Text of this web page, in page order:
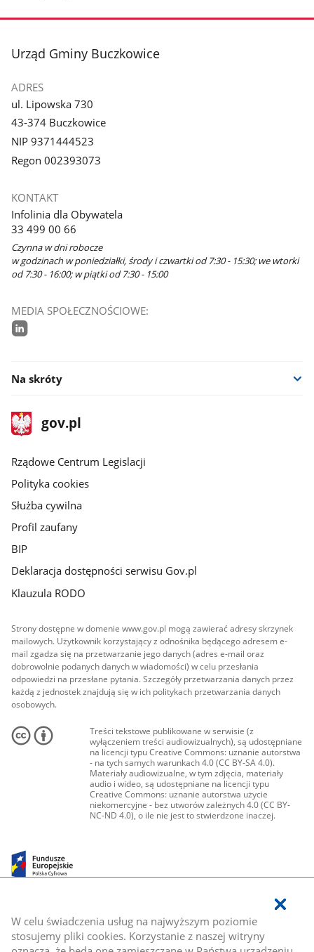
W celu świadczenia usług na najwyższym poziomie
stosujemy pliki cookies. Korzystanie z naszej witryny
stopka
Urząd Gminy Buczkowice
ADRES
ul. Lipowska 730
43-374 Buczkowice
NIP 9371444523
Regon 002393073
KONTAKT
Infolinia dla Obywatela
33 499 00 66
Czynna w dni robocze
w godzinach w poniedziałki, środy i czwartki od 7:30 - 15:30; we wtorki
od 7:30 - 16:00; w piątki od 7:30 - 15:00
MEDIA SPOŁECZNOŚCIOWE:
Na skróty
stopka
gov.plStrona
gov.pl
Rządowe Centrum Legislacji
Polityka cookies
Służba cywilna
Profil zaufany
BIP
Deklaracja dostępności serwisu Gov.pl
Klauzula RODO
Strony dostępne w domenie www.gov.pl mogą zawierać adresy skrzynek
mailowych. Użytkownik korzystający z odnośnika będącego adresem e-
mail zgadza się na przetwarzanie jego danych (adres e-mail oraz
dobrowolnie podanych danych w wiadomości) w celu przesłania
odpowiedzi na przesłane pytania. Szczegóły przetwarzania danych przez
każdą z jednostek znajdują się w ich politykach przetwarzania danych
osobowych.
Treści tekstowe publikowane w serwisie (z
wyłączeniem treści audiowizualnych), są udostępniane
na licencji typu Creative Commons: uznanie autorstwa
- na tych samych warunkach 4.0 (CC BY-SA 4.0).
Materiały audiowizualne, w tym zdjęcia, materiały
audio i wideo, są udostępniane na licencji typu
Creative Commons: uznanie autorstwa użycie
niekomercyjne - bez utworów zależnych 4.0 (CC BY-
NC-ND 4.0), o ile nie jest to stwierdzone inaczej.